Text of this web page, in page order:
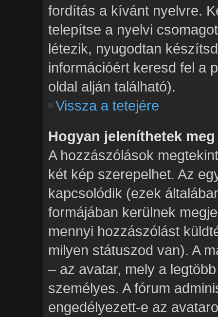
fordítás a kívánt nyelvre.
telepítse a nyelvi
létezik, nyugodtan
információért keresd fel a
oldal alján található).
Vissza a tetejére
Hogyan jeleníthetek
A hozzászólások
két kép szerepelhet. Az
kapcsolódik (ezek
formájában kerülnek
mennyi hozzászólást
milyen státuszod van). A
– az avatar, mely a
személyes. A fórum
engedélyezett-e az